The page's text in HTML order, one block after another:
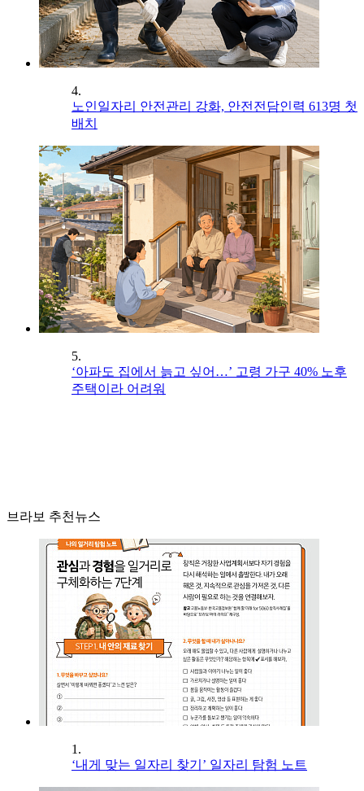
4.
노인일자리 안전관리 강화, 안전전담인력 613명 첫
배치
5.
‘아파도 집에서 늙고 싶어…’ 고령 가구 40% 노후
주택이라 어려워
브라보 추천뉴스
1.
‘내게 맞는 일자리 찾기’ 일자리 탐험 노트